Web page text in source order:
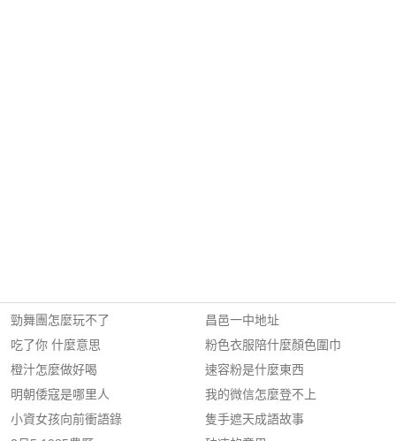
勁舞團怎麼玩不了
吃了你 什麼意思
橙汁怎麼做好喝
明朝倭寇是哪里人
小資女孩向前衝語錄
昌邑一中地址
粉色衣服陪什麼顏色圍巾
速容粉是什麼東西
我的微信怎麼登不上
隻手遮天成語故事